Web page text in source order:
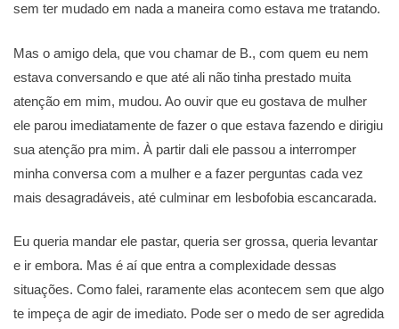
sem ter mudado em nada a maneira como estava me tratando.
Mas o amigo dela, que vou chamar de B., com quem eu nem
estava conversando e que até ali não tinha prestado muita
atenção em mim, mudou. Ao ouvir que eu gostava de mulher
ele parou imediatamente de fazer o que estava fazendo e dirigiu
sua atenção pra mim. À partir dali ele passou a interromper
minha conversa com a mulher e a fazer perguntas cada vez
mais desagradáveis, até culminar em lesbofobia escancarada.
Eu queria mandar ele pastar, queria ser grossa, queria levantar
e ir embora. Mas é aí que entra a complexidade dessas
situações. Como falei, raramente elas acontecem sem que algo
te impeça de agir de imediato. Pode ser o medo de ser agredida